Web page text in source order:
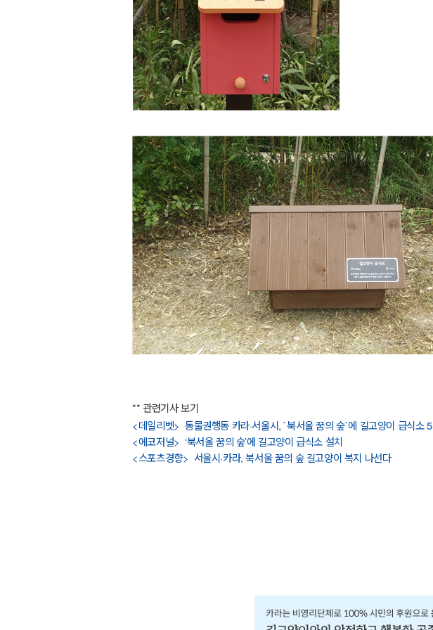
** 관련기사 보기
<데일리벳> 동물권행동 카라·서울시, `북서울 꿈의 숲`에 길고양이 급식소
<에코저널> ‘북서울 꿈의 숲’에 길고양이 급식소 설치
<스포츠경향> 서울시·카라, 북서울 꿈의 숲 길고양이 복지 나선다